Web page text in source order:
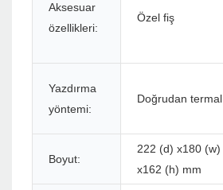
Aksesuar
özellikleri:
Özel fiş
Yazdırma
yöntemi:
Doğrudan termal
Boyut:
222 (d) x180 (w)
x162 (h) mm